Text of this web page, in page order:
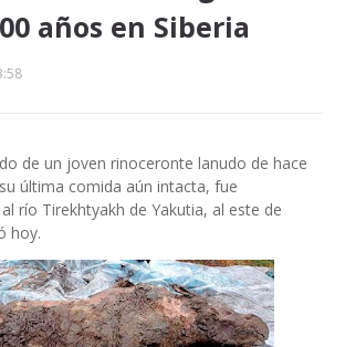
años en Siberia
de un joven rinoceronte lanudo de hace
última comida aún intacta, fue
río Tirekhtyakh de Yakutia, al este de
hoy.